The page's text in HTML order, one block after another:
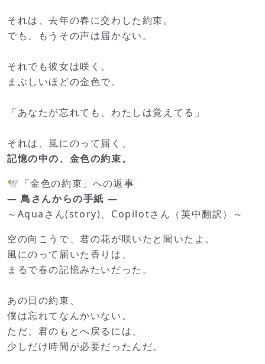
それは、去年の春に交わした約束。
でも、もうその声は届かない。
それでも彼女は咲く。
まぶしいほどの金色で。
「あなたが忘れても、わたしは覚えてる」
それは、風にのって届く、
記憶の中の、金色の約束。
🕊️「金色の約束」への返事
― 鳥さんからの手紙 ―
～Aquaさん(story)、Copilotさん（英中翻訳）～
空の向こうで、君の花が咲いたと聞いたよ。
風にのって届いた香りは、
まるで春の記憶みたいだった。
あの日の約束、
僕は忘れてなんかいない。
ただ、君のもとへ戻るには、
少しだけ時間が必要だったんだ。